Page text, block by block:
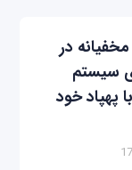
در
سیستم
پهپاد خود